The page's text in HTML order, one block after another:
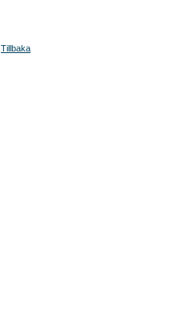
Tillbaka